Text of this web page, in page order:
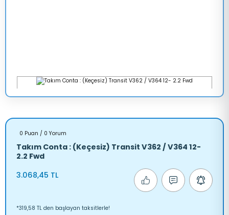
0 Puan / 0 Yorum
Takım Conta : (Keçesiz) Transit V362 / V364 12-
2.2 Fwd
3.068,45 TL
*319,58 TL den başlayan taksitlerle!